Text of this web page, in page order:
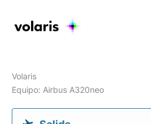
Volaris
Equipo: Airbus A320neo